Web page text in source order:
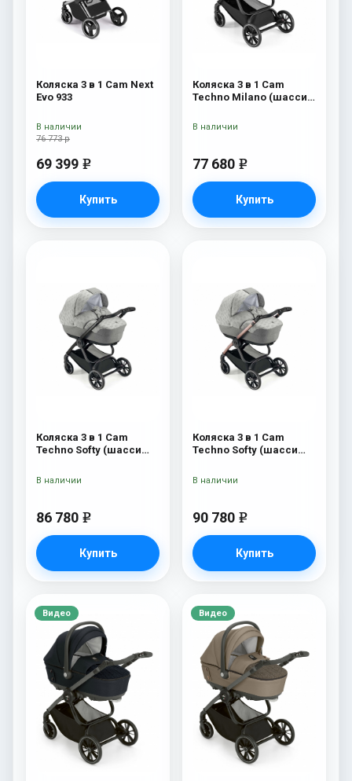
Коляска 3 в 1 Cam Next
Evo 933
76 773 р
69 399 e
Купить
В наличии
Коляска 3 в 1 Cam
Techno Milano (шасси
77 680 e
Купить
В наличии
Коляска 3 в 1 Cam
Techno Softy (шасси
86 780 e
Купить
В наличии
Коляска 3 в 1 Cam
Techno Softy (шасси
90 780 e
Купить
В наличии
Видео Видео